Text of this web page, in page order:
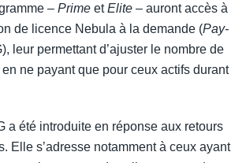
– Prime etElite – auront accès à
de licence Nebula à la demande (Pay-
leur permettant d’ajuster le nombre de
ne payant que pour ceux actifs durant
a été introduite en réponse aux retours
Elle s’adresse notamment à ceux ayant